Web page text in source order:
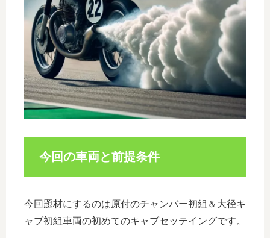
今回の車両と前提条件
今回題材にするのは原付のチャンバー初組＆大径キ
ャブ初組車両の初めてのキャブセッテイングです。